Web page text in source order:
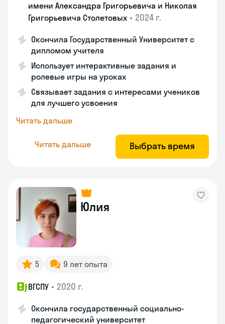
имени Александра Григорьевича и Николая
Григорьевича Столетовых • 2024 г.
Окончила Государственный Университет с
дипломом учителя
Использует интерактивные задания и
ролевые игры на уроках
Связывает задания с интересами учеников
для лучшего усвоения
Читать дальше
Читать дальше Выбрать время
Юлия
5 9 лет опыта
ВГСПУ • 2020 г.
Окончила государственный социально-
педагогический университет